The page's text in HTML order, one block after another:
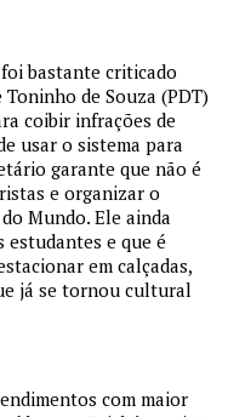
bastante criticado
de Souza (PDT)
coibir infrações de
usar o sistema para
garante que não é
e organizar o
Mundo. Ele ainda
e que é
em calçadas,
já se tornou cultural
com maior